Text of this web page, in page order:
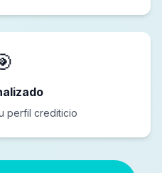
perfil crediticio